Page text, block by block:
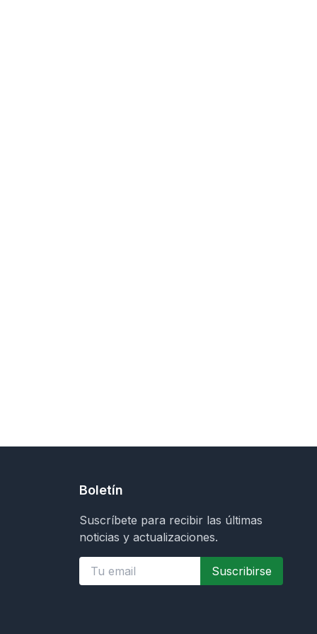
Boletín
Suscríbete para recibir las últimas
noticias y actualizaciones.
Suscribirse